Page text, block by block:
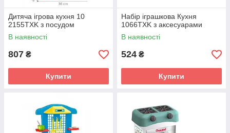
Дитяча ігрова кухня 10
2155TXK з посудом
В наявності
807 ₴
Купити
Набір іграшкова Кухня
1066TXK з аксесуарами
В наявності
524 ₴
Купити